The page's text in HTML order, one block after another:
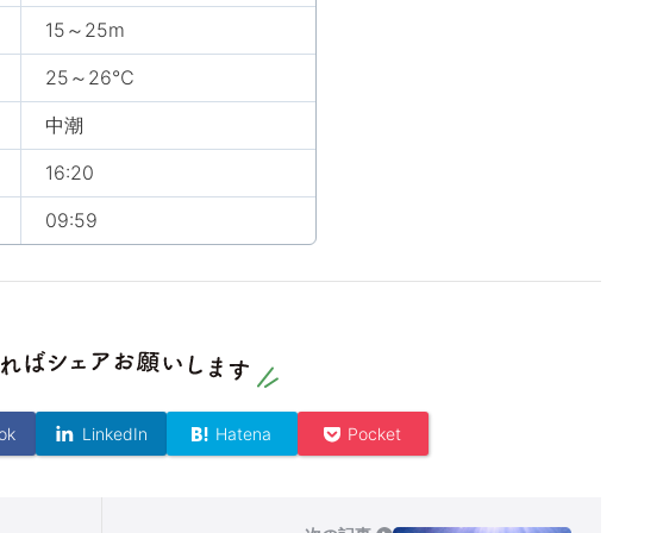
15～25m
25～26℃
中潮
16:20
09:59
LinkedIn Hatena Pocket